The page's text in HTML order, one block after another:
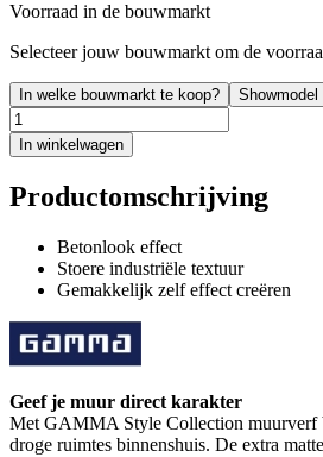
Voorraad in de bouwmarkt
Selecteer jouw bouwmarkt om de
In welke bouwmarkt te koop? Showmodel
In winkelwagen
Productomschrijving
Betonlook effect
Stoere industriële textuur
Gemakkelijk zelf effect creëren
Geef je muur direct karakter
Met GAMMA Style Collection muurverf
droge ruimtes binnenshuis. De extra